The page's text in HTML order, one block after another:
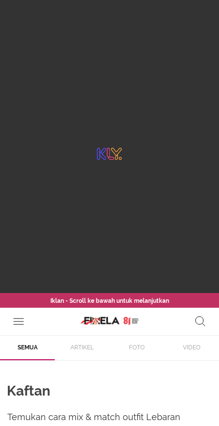
Iklan - Scroll ke bawah untuk melanjutkan
SEMUA ARTIKEL FOTO VIDEO
Kaftan
Temukan cara mix & match outfit Lebaran